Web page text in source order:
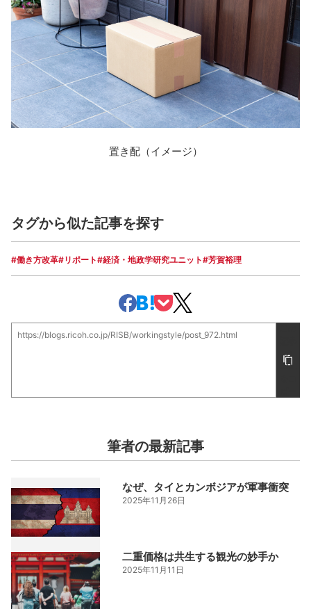
置き配（イメージ）
タグから似た記事を探す
#働き方改革#リポート#経済・地政学研究ユニット#芳賀裕理
https://blogs.ricoh.co.jp/RISB/workingstyle/post_972.html
の
URL
筆者の最新記事
なぜ、タイとカンボジアが軍事衝突
2025年11月26日
二重価格は共生する観光の妙手か
2025年11月11日